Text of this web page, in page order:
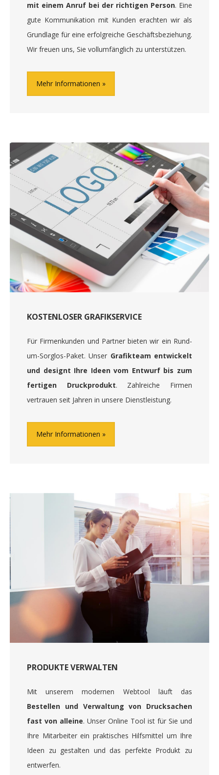
mit einem Anruf bei der richtigen Person. Eine
gute Kommunikation mit Kunden erachten wir als
Grundlage für eine erfolgreiche Geschäftsbeziehung.
Wir freuen uns, Sie vollumfänglich zu unterstützen.
Mehr Informationen
KOSTENLOSER GRAFIKSERVICE
Für Firmenkunden und Partner bieten wir ein Rund-
um-Sorglos-Paket. Unser Grafikteam entwickelt
und designt Ihre Ideen vom Entwurf bis zum
fertigen Druckprodukt. Zahlreiche Firmen
vertrauen seit Jahren in unsere Dienstleistung.
Mehr Informationen
PRODUKTE VERWALTEN
Mit unserem modernen Webtool läuft das
Bestellen und Verwaltung von Drucksachen
fast von alleine. Unser Online Tool ist für Sie und
Ihre Mitarbeiter ein praktisches Hilfsmittel um Ihre
Ideen zu gestalten und das perfekte Produkt zu
entwerfen.